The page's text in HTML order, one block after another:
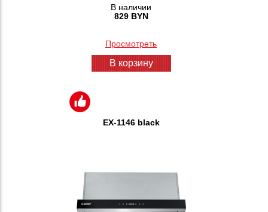
В наличии
829 BYN
Просмотреть
В корзину
EX-1146 black